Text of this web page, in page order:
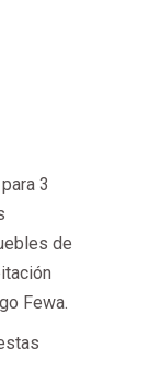
3
de
Fewa.